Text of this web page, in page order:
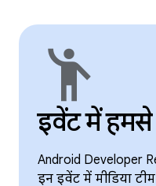
emoji_people
इवेंट में हमसे
Android Developer
इन इवेंट में मीडिया